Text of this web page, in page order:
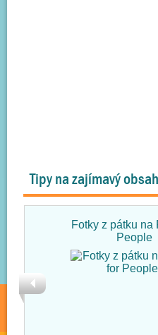
Tipy na zajímavý obsah
Fotky z pátku na
People